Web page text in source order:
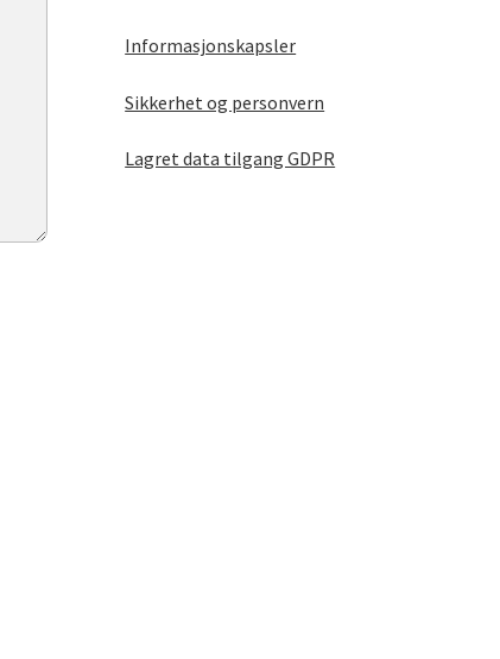
Informasjonskapsler
Sikkerhet og personvern
Lagret data tilgang GDPR